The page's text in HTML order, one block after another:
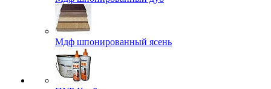
Мдф шпонированный ясень